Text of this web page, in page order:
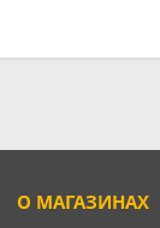
О МАГАЗИНАХ